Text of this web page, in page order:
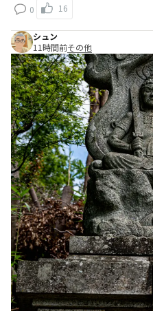
0 16
シュン
11時間前その他